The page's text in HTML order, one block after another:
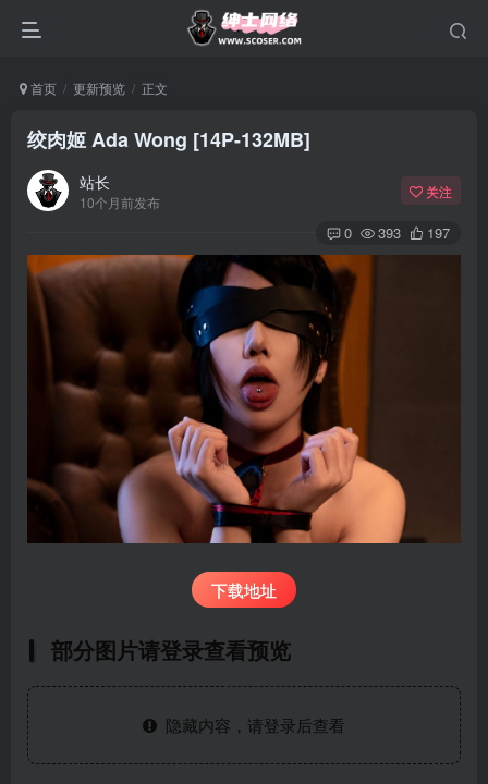
首页 更新预览 正文
绞肉姬 Ada Wong [14P-132MB]
站长
10个月前发布
关注
0 393 197
下载地址
部分图片请登录查看预览
隐藏内容，请登录后查看